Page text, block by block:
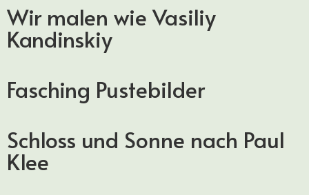
Wir malen wie Vasiliy
Kandinskiy
Fasching Pustebilder
Schloss und Sonne nach Paul
Klee